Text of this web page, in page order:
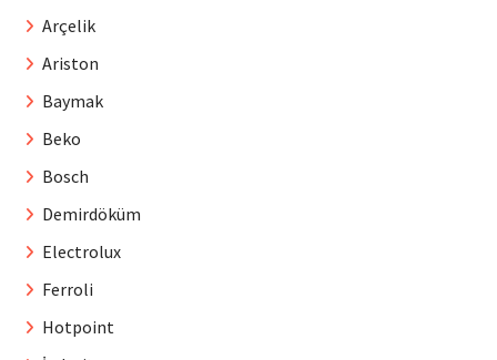
Arçelik
Ariston
Baymak
Beko
Bosch
Demirdöküm
Electrolux
Ferroli
Hotpoint